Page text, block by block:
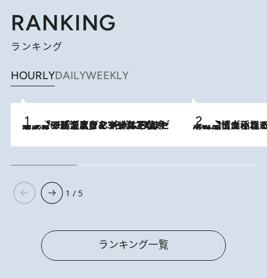
RANKING
ランキング
HOURLYDAILYWEEKLY
2026.8.7
メントールやエタノールは不使用。ピジョンより、マイルドな冷感成分で肌温度をマイナス3℃まで下げる「ごきげんクール ひんやりアクアミスト」を3名様にプレゼント 2026.8.5
下町風情あふれる台北屈指の人気エリア・大稲埕でセンスのいい台湾土産《ヴ
1 / 5
ランキング一覧